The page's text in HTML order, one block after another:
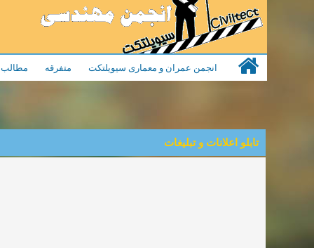
انجمن عمران و معماری سیویلتکت متفرقه مطالب
تابلو اعلانات و تبلیغات